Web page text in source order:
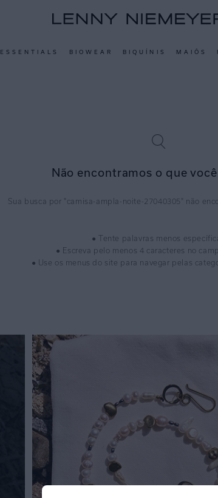
ESSENTIALS BIOWEAR BIQUÍNIS MAIÔS
Não encontramos o que
camisa-ampla-noite-27040305
● Tente palavras menos
● Escreva pelo menos 4 caracteres no
● Use os menus do site para navegar pelas